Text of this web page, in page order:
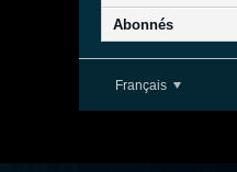
Abonnés
Français